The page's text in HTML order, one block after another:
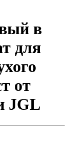
в
для
от
JGL